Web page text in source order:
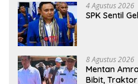
4 Agustus 2026
SPK Sentil
8 Agustus 2026
Mentan
Bibit,